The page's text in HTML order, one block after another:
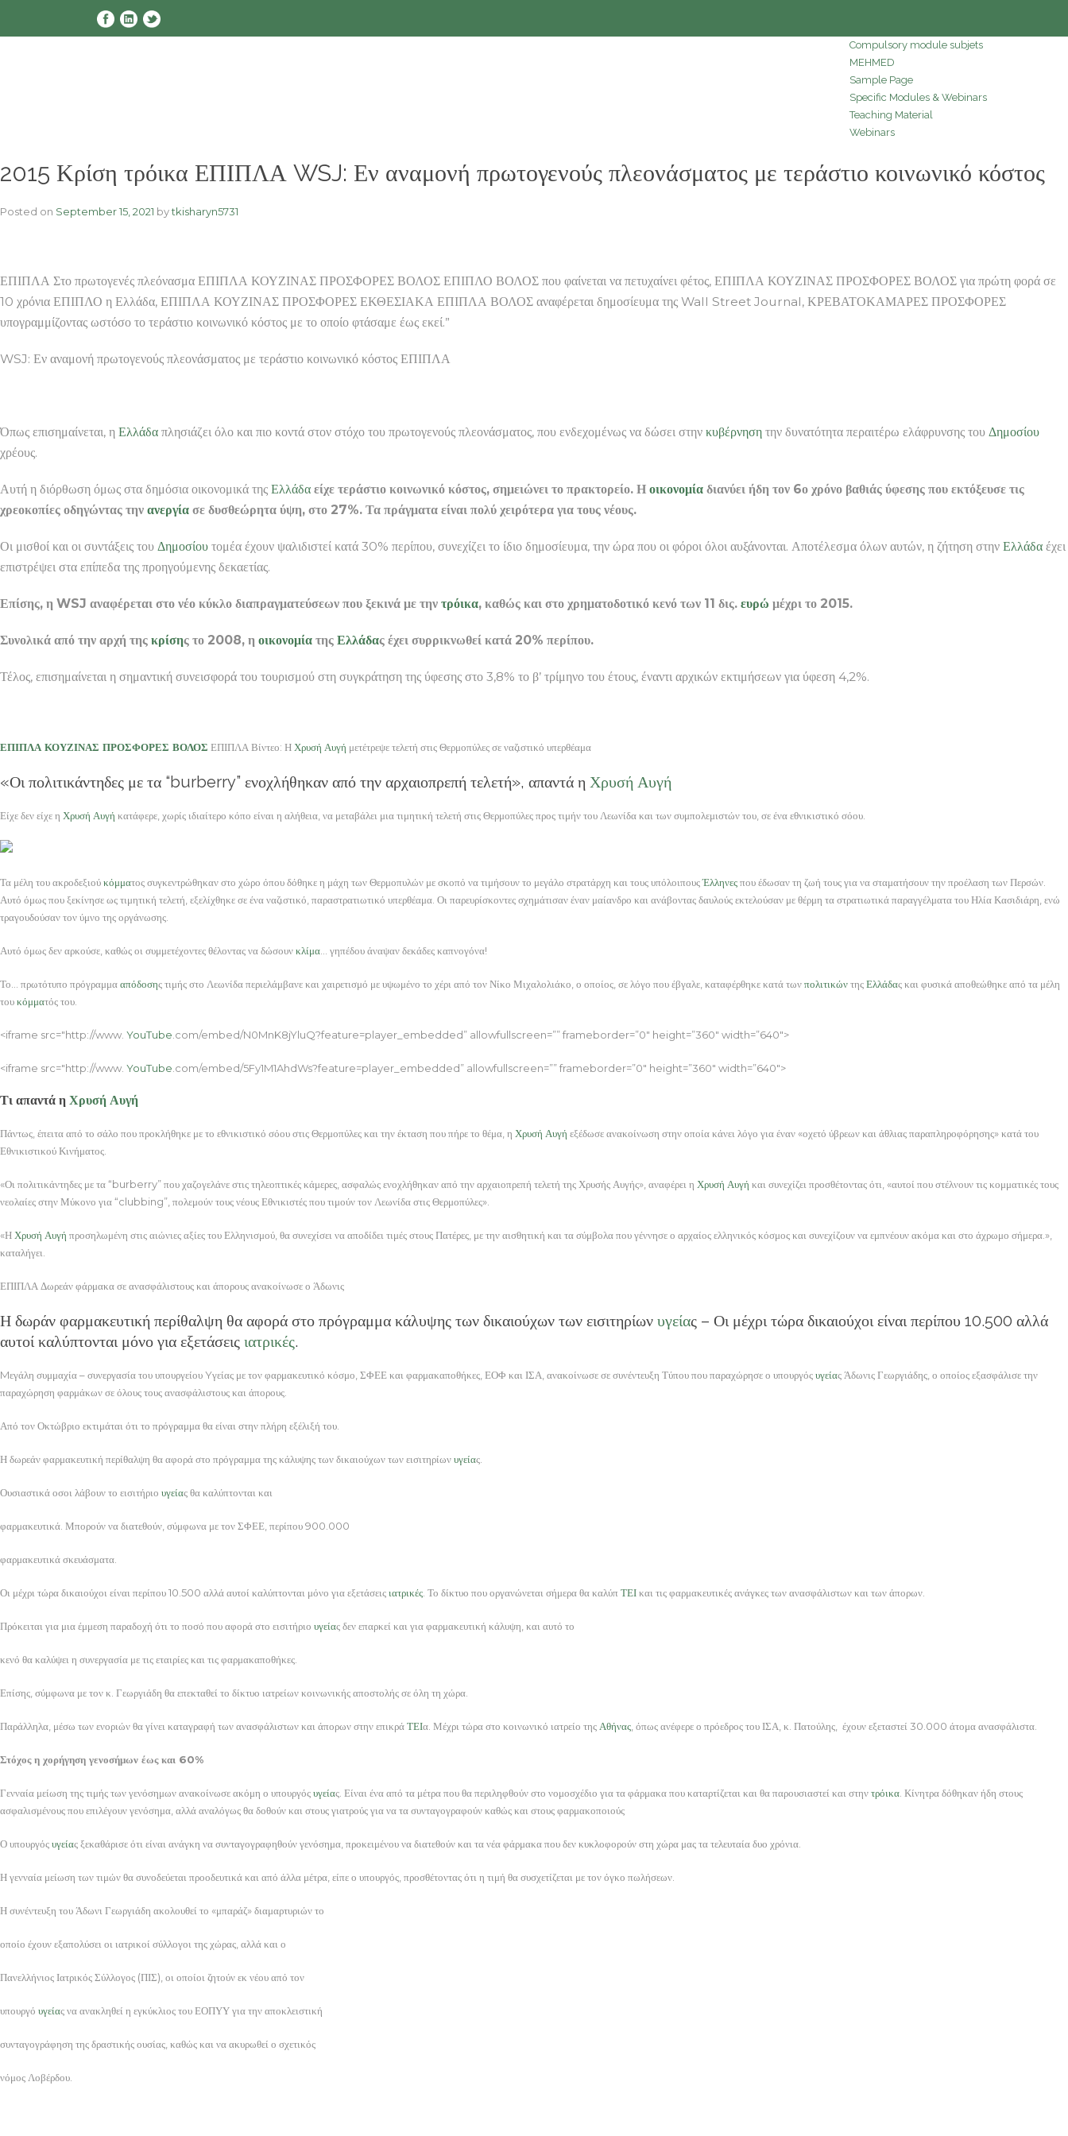
Compulsory module subjets
MEHMED
Sample Page
Specific Modules & Webinars
Teaching Material
Webinars
2015 Κρίση τρόικα ΕΠΙΠΛΑ WSJ: Εν αναμονή πρωτογενούς πλεονάσματος με τεράστιο κοινωνικό κόστος
Posted on September 15, 2021 bytkisharyn5731
ΕΠΙΠΛΑ Στο πρωτογενές πλεόνασμα ΕΠΙΠΛΑ ΚΟΥΖΙΝΑΣ ΠΡΟΣΦΟΡΕΣ ΒΟΛΟΣ ΕΠΙΠΛΟ ΒΟΛΟΣ που φαίνεται να πετυχαίνει φέτος, ΕΠΙΠΛΑ ΚΟΥΖΙΝΑΣ ΠΡΟΣΦΟΡΕΣ ΒΟΛΟΣ για πρώτη φορά σε
10 χρόνια ΕΠΙΠΛΟ η Ελλάδα, ΕΠΙΠΛΑ ΚΟΥΖΙΝΑΣ ΠΡΟΣΦΟΡΕΣ ΕΚΘΕΣΙΑΚΑ ΕΠΙΠΛΑ ΒΟΛΟΣ αναφέρεται δημοσίευμα της Wall Street Journal, ΚΡΕΒΑΤΟΚΑΜΑΡΕΣ ΠΡΟΣΦΟΡΕΣ
υπογραμμίζοντας ωστόσο το τεράστιο κοινωνικό κόστος με το οποίο φτάσαμε έως εκεί.”
WSJ: Εν αναμονή πρωτογενούς πλεονάσματος με τεράστιο κοινωνικό κόστος ΕΠΙΠΛΑ
Όπως επισημαίνεται, η Ελλάδα πλησιάζει όλο και πιο κοντά στον στόχο του πρωτογενούς πλεονάσματος, που ενδεχομένως να δώσει στην κυβέρνηση την δυνατότητα περαιτέρω ελάφρυνσης του Δημοσίου
χρέους.
Αυτή η διόρθωση όμως στα δημόσια οικονομικά της Ελλάδα είχε τεράστιο κοινωνικό κόστος, σημειώνει το πρακτορείο. Η οικονομία διανύει ήδη τον 6ο χρόνο βαθιάς ύφεσης που εκτόξευσε τις
χρεοκοπίες οδηγώντας την ανεργία σε δυσθεώρητα ύψη, στο 27%. Τα πράγματα είναι πολύ χειρότερα για τους νέους.
Οι μισθοί και οι συντάξεις του Δημοσίου τομέα έχουν ψαλιδιστεί κατά 30% περίπου, συνεχίζει το ίδιο δημοσίευμα, την ώρα που οι φόροι όλοι αυξάνονται. Αποτέλεσμα όλων αυτών, η ζήτηση στην Ελλάδα έχει
επιστρέψει στα επίπεδα της προηγούμενης δεκαετίας.
Επίσης, η WSJ αναφέρεται στο νέο κύκλο διαπραγματεύσεων που ξεκινά με την τρόικα, καθώς και στο χρηματοδοτικό κενό των 11 δις. ευρώ μέχρι το 2015.
Συνολικά από την αρχή της κρίσης το 2008, η οικονομία της Ελλάδας έχει συρρικνωθεί κατά 20% περίπου.
Τέλος, επισημαίνεται η σημαντική συνεισφορά του τουρισμού στη συγκράτηση της ύφεσης στο 3,8% το β’ τρίμηνο του έτους, έναντι αρχικών εκτιμήσεων για ύφεση 4,2%.
ΕΠΙΠΛΑ ΚΟΥΖΙΝΑΣ ΠΡΟΣΦΟΡΕΣ ΒΟΛΟΣ ΕΠΙΠΛΑ Βίντεο: Η Χρυσή Αυγή μετέτρεψε τελετή στις Θερμοπύλες σε ναζιστικό υπερθέαμα
«Οι πολιτικάντηδες με τα “burberry” ενοχλήθηκαν από την αρχαιοπρεπή τελετή», απαντά η Χρυσή Αυγή
Είχε δεν είχε η Χρυσή Αυγή κατάφερε, χωρίς ιδιαίτερο κόπο είναι η αλήθεια, να μεταβάλει μια τιμητική τελετή στις Θερμοπύλες προς τιμήν του Λεωνίδα και των συμπολεμιστών του, σε ένα εθνικιστικό σόου.
Τα μέλη του ακροδεξιούκόμματος συγκεντρώθηκαν στο χώρο όπου δόθηκε η μάχη των Θερμοπυλών με σκοπό να τιμήσουν το μεγάλο στρατάρχη και τους υπόλοιπουςΈλληνεςπου έδωσαν τη ζωή τους για να σταματήσουν την προέλαση των Περσών.
Αυτό όμως που ξεκίνησε ως τιμητική τελετή, εξελίχθηκε σε ένα ναζιστικό, παραστρατιωτικό υπερθέαμα. Οι παρευρίσκοντες σχημάτισαν έναν μαίανδρο και ανάβοντας δαυλούς εκτελούσαν με θέρμη τα στρατιωτικά παραγγέλματα του Ηλία Κασιδιάρη, ενώ
τραγουδούσαν τον ύμνο της οργάνωσης.
Αυτό όμως δεν αρκούσε, καθώς οι συμμετέχοντες θέλοντας να δώσουνκλίμα … γηπέδου άναψαν δεκάδες καπνογόνα!
Το… πρωτότυπο πρόγραμμααπόδοσης τιμής στο Λεωνίδα περιελάμβανε και χαιρετισμό με υψωμένο το χέρι από τον Νίκο Μιχαλολιάκο, ο οποίος, σε λόγο που έβγαλε, καταφέρθηκε κατά τωνπολιτικώντηςΕλλάδας και φυσικά αποθεώθηκε από τα μέλη
τουκόμματός του.
<iframe src="http://www. YouTube .com/embed/N0MnK8jYluQ?feature=player_embedded” allowfullscreen=”” frameborder=”0″ height=”360″ width=”640″>
<iframe src="http://www. YouTube .com/embed/5Fy1M1AhdWs?feature=player_embedded” allowfullscreen=”” frameborder=”0″ height=”360″ width=”640″>
Τι απαντά η Χρυσή Αυγή
Πάντως, έπειτα από το σάλο που προκλήθηκε με το εθνικιστικό σόου στις Θερμοπύλες και την έκταση που πήρε το θέμα, η Χρυσή Αυγή εξέδωσε ανακοίνωση στην οποία κάνει λόγο για έναν «οχετό ύβρεων και άθλιας παραπληροφόρησης» κατά του
Εθνικιστικού Κινήματος.
«Οι πολιτικάντηδες με τα “burberry” που χαζογελάνε στις τηλεοπτικές κάμερες, ασφαλώς ενοχλήθηκαν από την αρχαιοπρεπή τελετή της Χρυσής Αυγής», αναφέρει η Χρυσή Αυγή και συνεχίζει προσθέτοντας ότι, «αυτοί που στέλνουν τις κομματικές τους
νεολαίες στην Μύκονο για “clubbing”, πολεμούν τους νέους Εθνικιστές που τιμούν τον Λεωνίδα στις Θερμοπύλες».
«Η Χρυσή Αυγή προσηλωμένη στις αιώνιες αξίες του Ελληνισμού, θα συνεχίσει να αποδίδει τιμές στους Πατέρες, με την αισθητική και τα σύμβολα που γέννησε ο αρχαίος ελληνικός κόσμος και συνεχίζουν να εμπνέουν ακόμα και στο άχρωμο σήμερα.»,
καταλήγει.
ΕΠΙΠΛΑ Δωρεάν φάρμακα σε ανασφάλιστους και άπορους ανακοίνωσε ο Άδωνις
Η δωράν φαρμακευτική περίθαλψη θα αφορά στο πρόγραμμα κάλυψης των δικαιούχων των εισιτηρίων υγείας – Οι μέχρι τώρα δικαιούχοι είναι περίπου 10.500 αλλά
αυτοί καλύπτονται μόνο για εξετάσεις ιατρικές.
Mεγάλη συμμαχία – συνεργασία του υπουργείου Yγείας με τον φαρμακευτικό κόσμο, ΣΦΕΕ και φαρμακαποθήκες, ΕΟΦ και ΙΣΑ, ανακοίνωσε σε συνέντευξη Τύπου που παραχώρησε ο υπουργόςυγείας Άδωνις Γεωργιάδης, ο οποίος εξασφάλισε την
παραχώρηση φαρμάκων σε όλους τους ανασφάλιστους και άπορους.
Από τον Οκτώβριο εκτιμάται ότι το πρόγραμμα θα είναι στην πλήρη εξέλιξή του.
Η δωρεάν φαρμακευτική περίθαλψη θα αφορά στο πρόγραμμα της κάλυψης των δικαιούχων των εισιτηρίωνυγείας.
Ουσιαστικά οσοι λάβουν το εισιτήριο υγείας θα καλύπτονται και
φαρμακευτικά. Μπορούν να διατεθούν, σύμφωνα με τον ΣΦΕΕ, περίπου 900.000
φαρμακευτικά σκευάσματα.
Οι μέχρι τώρα δικαιούχοι είναι περίπου 10.500 αλλά αυτοί καλύπτονται μόνο για εξετάσειςιατρικές . Το δίκτυο που οργανώνεται σήμερα θα καλύπ ΤΕΙκαι τις φαρμακευτικές ανάγκες των ανασφάλιστων και των άπορων.
Πρόκειται για μια έμμεση παραδοχή ότι το ποσό που αφορά στο εισιτήριο υγείας δεν επαρκεί και για φαρμακευτική κάλυψη, και αυτό το
κενό θα καλύψει η συνεργασία με τις εταιρίες και τις φαρμακαποθήκες.
Επίσης, σύμφωνα με τον κ. Γεωργιάδη θα επεκταθεί το δίκτυο ιατρείων κοινωνικής αποστολής σε όλη τη χώρα.
Παράλληλα, μέσω των ενοριών θα γίνει καταγραφή των ανασφάλιστων και άπορων στην επικράΤΕΙα. Μέχρι τώρα στο κοινωνικό ιατρείο της Αθήνας , όπως ανέφερε ο πρόεδρος του ΙΣΑ, κ. Πατούλης, έχουν εξεταστεί 30.000 άτομα ανασφάλιστα.
Στόχος η χορήγηση γενοσήμων έως και 60%
Γενναία μείωση της τιμής των γενόσημων ανακοίνωσε ακόμη ο υπουργόςυγείας. Είναι ένα από τα μέτρα που θα περιληφθούν στο νομοσχέδιο για τα φάρμακα που καταρτίζεται και θα παρουσιαστεί και στηντρόικα . Κίνητρα δόθηκαν ήδη στους
ασφαλισμένους που επιλέγουν γενόσημα, αλλά αναλόγως θα δοθούν και στους γιατρούς για να τα συνταγογραφούν καθώς και στους φαρμακοποιούς
Ο υπουργόςυγείας ξεκαθάρισε ότι είναι ανάγκη να συνταγογραφηθούν γενόσημα, προκειμένου να διατεθούν και τα νέα φάρμακα που δεν κυκλοφορούν στη χώρα μας τα τελευταία δυο χρόνια.
Η γενναία μείωση των τιμών θα συνοδεύεται προοδευτικά και από άλλα μέτρα, είπε ο υπουργός, προσθέτοντας ότι η τιμή θα συσχετίζεται με τον όγκο πωλήσεων.
Η συνέντευξη του Άδωνι Γεωργιάδη ακολουθεί το «μπαράζ» διαμαρτυριών το
οποίο έχουν εξαπολύσει οι ιατρικοί σύλλογοι της χώρας, αλλά και ο
Πανελλήνιος Ιατρικός Σύλλογος (ΠΙΣ), οι οποίοι ζητούν εκ νέου από τον
υπουργό υγείας να ανακληθεί η εγκύκλιος του ΕΟΠΥΥ για την αποκλειστική
συνταγογράφηση της δραστικής ουσίας, καθώς και να ακυρωθεί ο σχετικός
νόμος Λοβέρδου.